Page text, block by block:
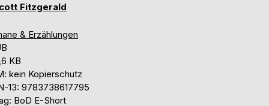
Fitzgerald
& Erzählungen
KB
kein Kopierschutz
13: 9783738617795
BoD E-Short